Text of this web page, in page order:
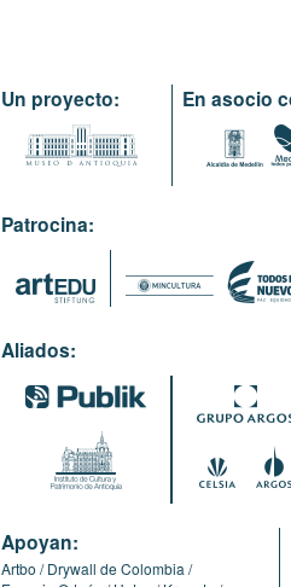
Un proyecto: En asocio
Patrocina:
Aliados:
Apoyan:
Artbo
Drywall de Colombia